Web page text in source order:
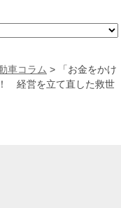
車コラム >
「お金をかけ
経営を立て直した救世